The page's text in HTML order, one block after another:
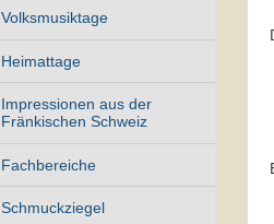
Volksmusiktage
Heimattage
Impressionen aus der
Fränkischen Schweiz
Fachbereiche
Schmuckziegel